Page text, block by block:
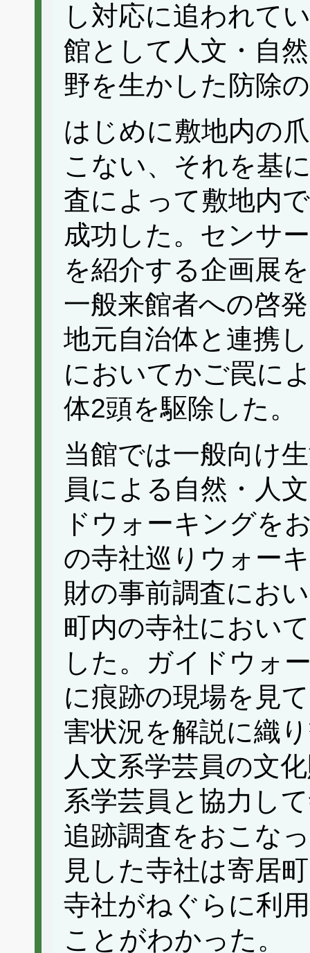
し対応に追われて
館として人文・自
野を生かした防除
はじめに敷地内の
こない、それを基
査によって敷地内
成功した。センサ
を紹介する企画展
一般来館者への啓
地元自治体と連携
においてかご罠に
体2頭を駆除した。
当館では一般向け
員による自然・人
ドウォーキングを
の寺社巡りウォー
財の事前調査にお
町内の寺社におい
した。ガイドウォ
に痕跡の現場を見
害状況を解説に織
人文系学芸員の文
系学芸員と協力し
追跡調査をおこな
見した寺社は寄居
寺社がねぐらに利
ことがわかった。